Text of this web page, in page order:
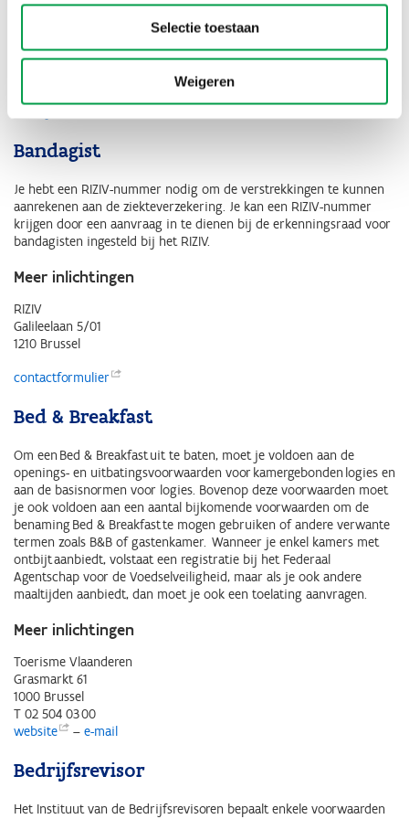
Selectie toestaan
Weigeren
Autorijschool
Je hebt een erkenning nodig om een rijschool te kunnen starten.
Bandagist
Je hebt een RIZIV-nummer nodig om de verstrekkingen te kunnen
aanrekenen aan de ziekteverzekering. Je kan een RIZIV-nummer
krijgen door een aanvraag in te dienen bij de erkenningsraad voor
bandagisten ingesteld bij het RIZIV.
Meer inlichtingen
RIZIV
Galileelaan 5/01
1210 Brussel
contactformulier
Bed & Breakfast
Om een Bed & Breakfast uit te baten, moet je voldoen aan de
openings- en uitbatingsvoorwaarden voor kamergebonden logies en
aan de basisnormen voor logies. Bovenop deze voorwaarden moet
je ook voldoen aan een aantal bijkomende voorwaarden om de
benaming Bed & Breakfast te mogen gebruiken of andere verwante
termen zoals B&B of gastenkamer. Wanneer je enkel kamers met
ontbijt aanbiedt, volstaat een registratie bij het Federaal
Agentschap voor de Voedselveiligheid, maar als je ook andere
maaltijden aanbiedt, dan moet je ook een toelating aanvragen.
Meer inlichtingen
Toerisme Vlaanderen
Grasmarkt 61
1000 Brussel
T 02 504 03 00
website
– e-mail
Bedrijfsrevisor
Het Instituut van de Bedrijfsrevisoren bepaalt enkele voorwaarden